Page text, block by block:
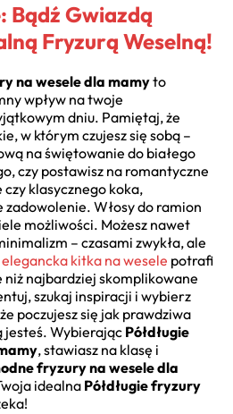
Bądź Gwiazdą
Fryzurą Weselną!
na wesele dla mamyto
wpływ na twoje
dniu. Pamiętaj, że
w którym czujesz się sobą –
na świętowanie do białego
czy postawisz na romantyczne
klasycznego koka,
Włosy do ramion
możliwości. Możesz nawet
– czasami zwykła, ale
elegancka kitka na wesele potrafi
niż najbardziej skomplikowane
szukaj inspiracji i wybierz
poczujesz się jak prawdziwa
jesteś. Wybierając Półdługie
, stawiasz na klasę i
fryzury na wesele dla
idealnaPółdługie fryzury